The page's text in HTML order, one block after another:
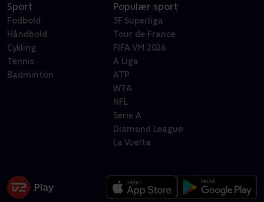
Sport
Fodbold
Håndbold
Cykling
Tennis
Badminton
Populær sport
3F Superliga
Tour de France
FIFA VM 2026
A Liga
ATP
WTA
NFL
Serie A
Diamond League
La Vuelta